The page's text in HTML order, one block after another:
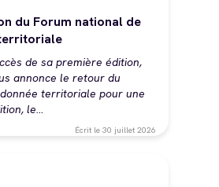
du Forum national de
de sa première édition,
annonce le retour du
territoriale pour une
le…
Écrit le30 juillet 2026